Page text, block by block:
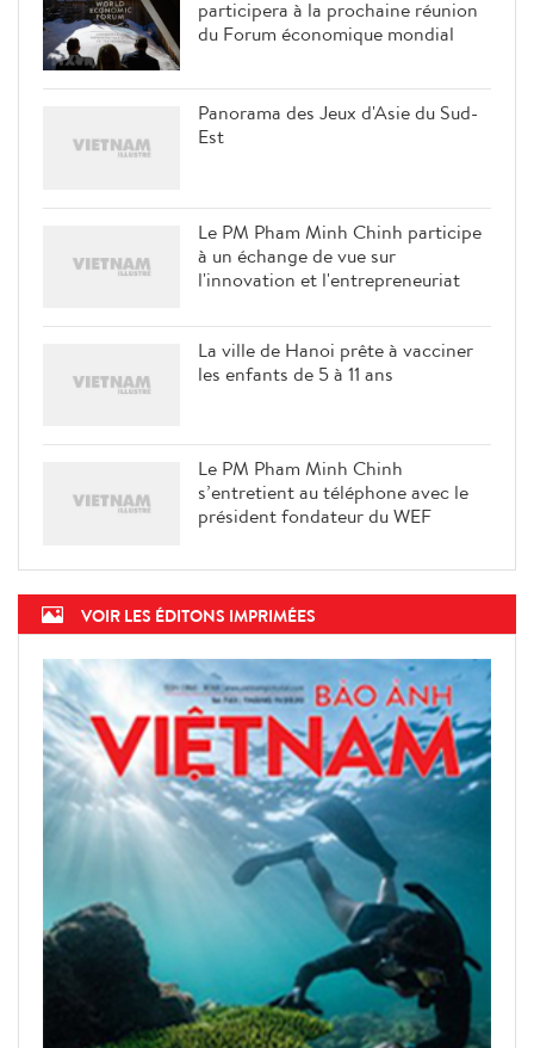
participera à la prochaine réunion
du Forum économique mondial
Panorama des Jeux d'Asie du Sud-
Est
Le PM Pham Minh Chinh participe
à un échange de vue sur
l'innovation et l'entrepreneuriat
La ville de Hanoi prête à vacciner
les enfants de 5 à 11 ans
Le PM Pham Minh Chinh
s’entretient au téléphone avec le
président fondateur du WEF
VOIR LES ÉDITONS IMPRIMÉES